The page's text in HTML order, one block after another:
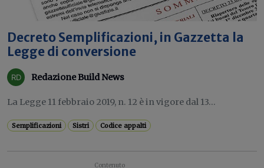
Decreto Semplificazioni, in Gazzetta la
Legge di conversione
Redazione Build News
La Legge 11 febbraio 2019, n. 12 è in vigore dal 13...
Semplificazioni Sistri Codice appalti